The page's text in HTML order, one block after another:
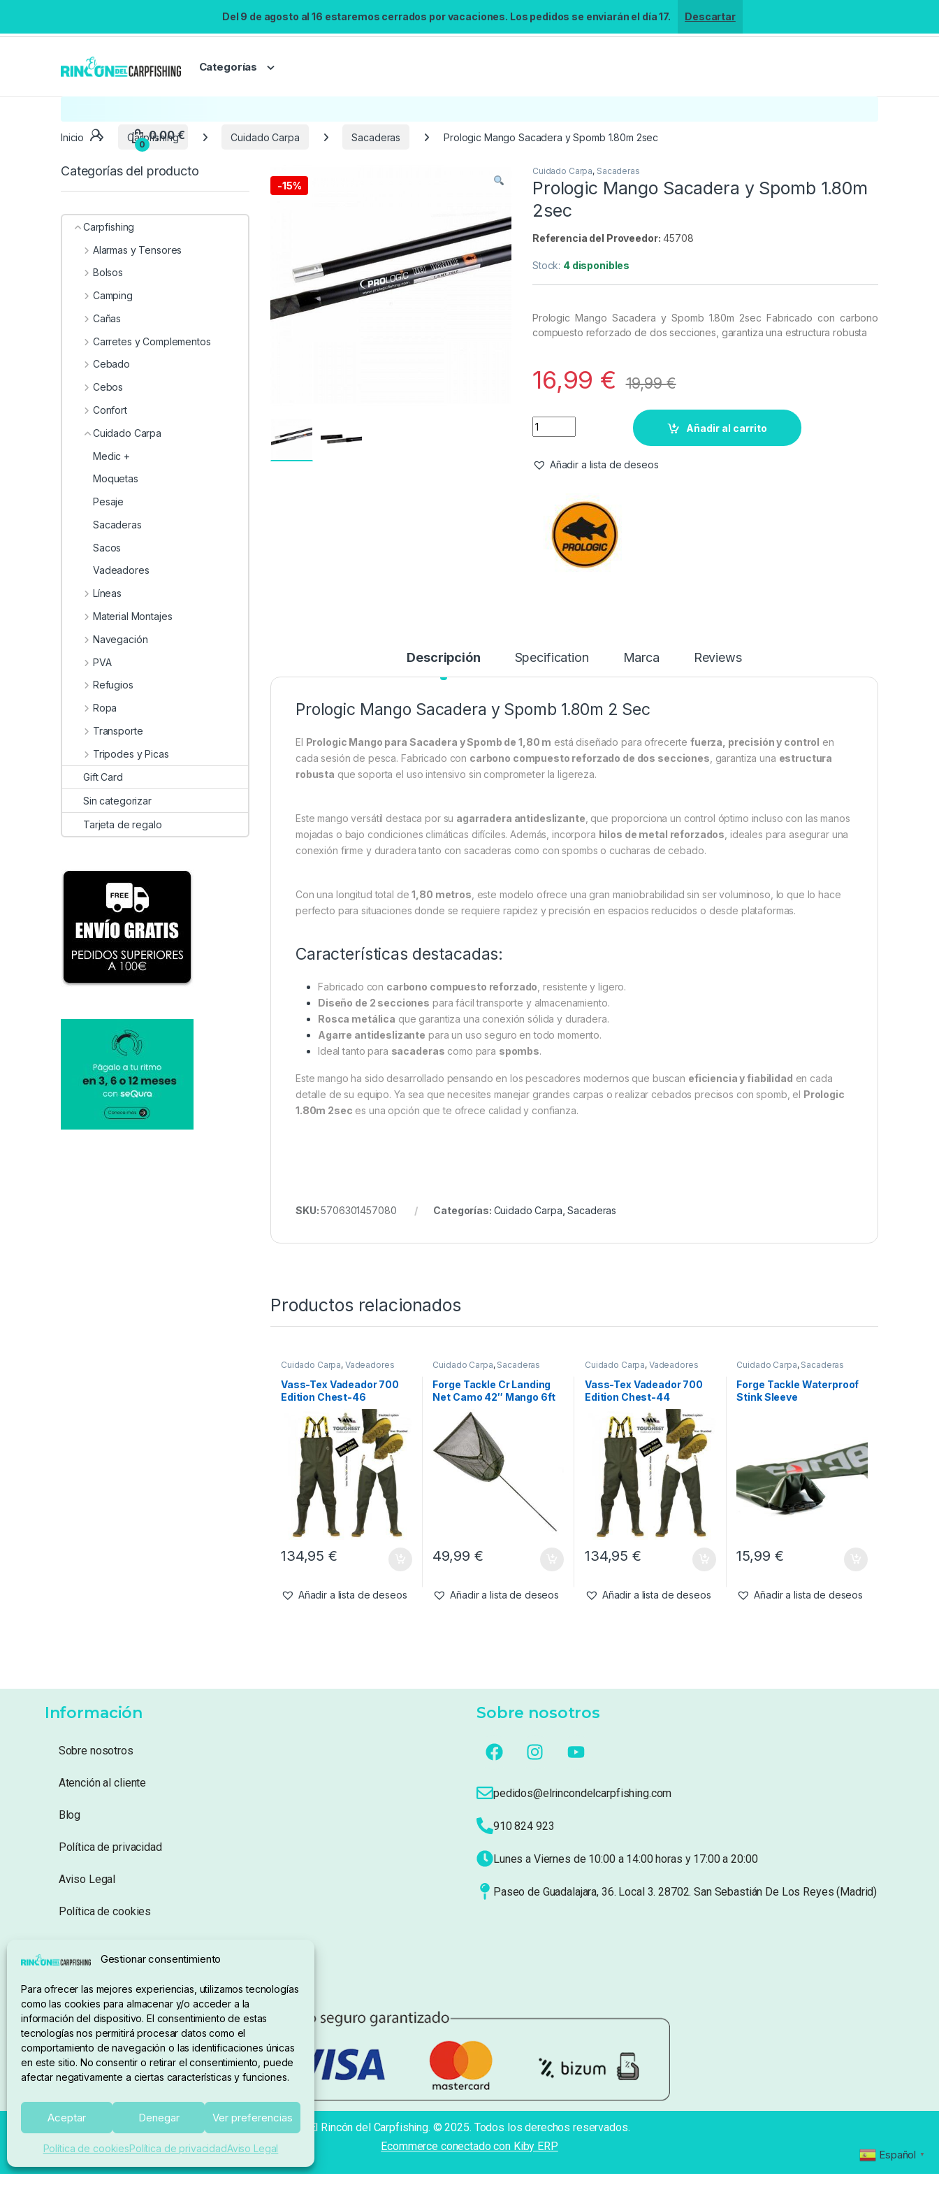
Gestionar consentimiento
Para ofrecer las mejores experiencias, utilizamos tecnologías
como las cookies para almacenar y/o acceder a la
información del dispositivo. El consentimiento de estas
tecnologías nos permitirá procesar datos como el
comportamiento de navegación o las identificaciones únicas
en este sitio. No consentir o retirar el consentimiento, puede
afectar negativamente a ciertas características y funciones.
Aceptar Denegar Ver preferencias
Política de cookiesPolítica de privacidadAviso Legal
Del 9 de agosto al 16 estaremos cerrados por vacaciones. Los pedidos se enviarán el día 17. Descartar
Categorías
Búsqueda no disponible
No se pudo cargar el widget de búsqueda.
Reintentar
Inicio Carpfishing Cuidado Carpa Sacaderas Prologic Mango Sacadera y Spomb 1.80m 2sec
-15%
Cuidado Carpa, Sacaderas
Prologic Mango Sacadera y Spomb 1.80m
2sec
Referencia del Proveedor: 45708
Stock: 4 disponibles
Prologic Mango Sacadera y Spomb 1.80m 2sec Fabricado con carbono
compuesto reforzado de dos secciones, garantiza una estructura robusta
16,99 € 19,99€
Añadir al carrito
Añadir a lista de deseos
Descripción Specification Marca Reviews
Prologic Mango Sacadera y Spomb 1.80m 2 Sec
El Prologic Mango para Sacadera y Spomb de 1,80 m está diseñado para ofrecerte fuerza, precisión y control en
cada sesión de pesca. Fabricado con carbono compuesto reforzado de dos secciones , garantiza una estructura
robusta que soporta el uso intensivo sin comprometer la ligereza.
Este mango versátil destaca por su agarradera antideslizante , que proporciona un control óptimo incluso con las manos
mojadas o bajo condiciones climáticas difíciles. Además, incorpora hilos de metal reforzados , ideales para asegurar una
conexión firme y duradera tanto con sacaderas como con spombs o cucharas de cebado.
Con una longitud total de1,80 metros , este modelo ofrece una gran maniobrabilidad sin ser voluminoso, lo que lo hace
perfecto para situaciones donde se requiere rapidez y precisión en espacios reducidos o desde plataformas.
Características destacadas:
Fabricado con carbono compuesto reforzado , resistente y ligero.
Diseño de 2 secciones para fácil transporte y almacenamiento.
Rosca metálica que garantiza una conexión sólida y duradera.
Agarre antideslizante para un uso seguro en todo momento.
Ideal tanto para sacaderas como para spombs.
Este mango ha sido desarrollado pensando en los pescadores modernos que buscan eficiencia y fiabilidad en cada
detalle de su equipo. Ya sea que necesites manejar grandes carpas o realizar cebados precisos con spomb, el Prologic
1.80m 2sec es una opción que te ofrece calidad y confianza.
SKU:5706301457080 Categorías: Cuidado Carpa ,Sacaderas
Productos relacionados
Cuidado Carpa, Vadeadores
Vass-Tex Vadeador 700
Edition Chest-46
134,95€
Añadir a lista de deseos
Cuidado Carpa, Sacaderas
Forge Tackle Cr Landing
Net Camo 42″ Mango 6ft
(180 cm) 2 Secciones
49,99 €
Añadir a lista de deseos
Cuidado Carpa, Vadeadores
Vass-Tex Vadeador 700
Edition Chest-44
134,95€
Añadir a lista de deseos
Cuidado Carpa, Sacaderas
Forge Tackle Waterproof
Stink Sleeve
15,99 €
Añadir a lista de deseos
Categorías del producto
Carpfishing
Alarmas y Tensores
Bolsos
Camping
Cañas
Carretes y Complementos
Cebado
Cebos
Confort
Cuidado Carpa
Medic +
Moquetas
Pesaje
Sacaderas
Sacos
Vadeadores
Líneas
Material Montajes
Navegación
PVA
Refugios
Ropa
Transporte
Tripodes y Picas
Gift Card
Sin categorizar
Tarjeta de regalo
Información
Sobre nosotros
Atención al cliente
Blog
Política de privacidad
Aviso Legal
Política de cookies
Condiciones de compra
Sobre nosotros
pedidos@elrincondelcarpfishing.com
910 824 923
Lunes a Viernes de 10:00 a 14:00 horas y 17:00 a 20:00
Paseo de Guadalajara, 36. Local 3. 28702. San Sebastián De Los Reyes (Madrid)
El Rincón del Carpfishing. © 2025. Todos los derechos reservados.
Ecommerce conectado con Kiby ERP
Español ▼